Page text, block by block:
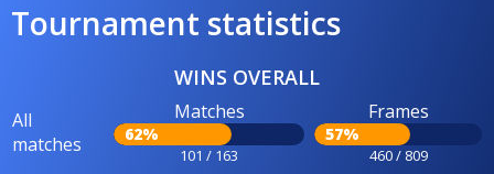
Tournament statistics
WINS OVERALL
All
matches
Matches
62%
101 / 163
Frames
57%
460 / 809